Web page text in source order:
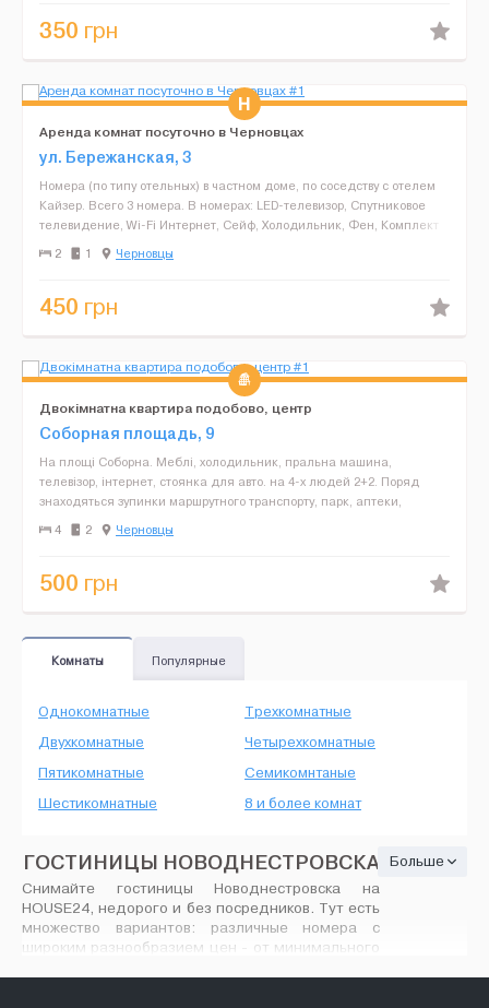
350 грн
Аренда комнат посуточно в Черновцах
ул. Бережанская, 3
Номера (по типу отельных) в частном доме, по соседству с отелем
Кайзер. Всего 3 номера. В номерах: LED-телевизор, Спутниковое
телевидение, Wi-Fi Интернет, Сейф, Холодильник, Фен, Комплект
полотенец, Душ, Туалет, Мыло для рук, Гель...
2 1 Черновцы
450 грн
Двокімнатна квартира подобово, центр
Соборная площадь, 9
На площі Соборна. Меблі, холодильник, пральна машина,
телевізор, інтернет, стоянка для авто. на 4-х людей 2+2. Поряд
знаходяться зупинки маршрутного транспорту, парк, аптеки,
магазини, розважальні заклади. Квартира двохстороння.&n...
4 2 Черновцы
500 грн
Комнаты Популярные
Однокомнатные
Двухкомнатные
Трехкомнатные
Четырехкомнатные
Пятикомнатные
Шестикомнатные
Семикомнтаные
8 и более комнат
ГОСТИНИЦЫ НОВОДНЕСТРОВСКА
Снимайте гостиницы Новоднестровска на
HOUSE24, недорого и без посредников. Тут есть
множество вариантов: различные номера с
широким разнообразием цен - от минимального
Больше